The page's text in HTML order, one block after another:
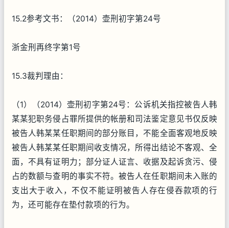
15.2参考文书：（2014）壶刑初字第24号
浙金刑再终字第1号
15.3裁判理由：
（1）（2014）壶刑初字第24号：公诉机关指控被告人韩
某某犯职务侵占罪所提供的帐册和司法鉴定意见书仅反映
被告人韩某某任职期间的部分账目，不能全面客观地反映
被告人韩某某任职期间收支情况，所得出结论不客观、全
面，不具有证明力；部分证人证言、收据及起诉贪污、侵
占的数额与查明的事实不符。被告人在任职期间未入账的
支出大于收入，不仅不能证明被告人存在侵吞款项的行
为，还可能存在垫付款项的行为。